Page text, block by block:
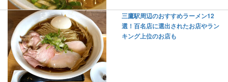
三鷹駅周辺のおすすめラーメン12
選！百名店に選出されたお店やラン
キング上位のお店も